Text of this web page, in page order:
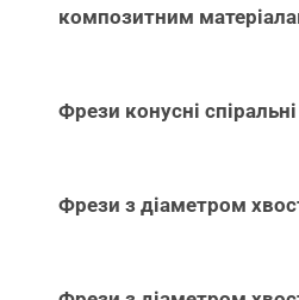
композитним
Фрези конусні спіральні
Фрези з діаметром